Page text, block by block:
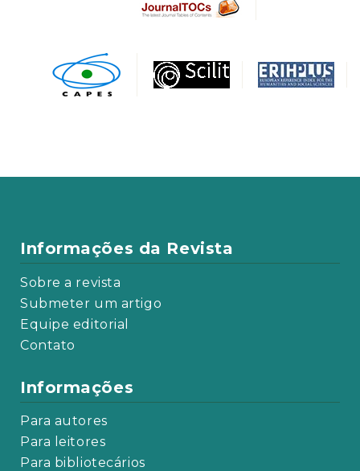
Informações da Revista
Sobre a revista
Submeter um artigo
Equipe editorial
Contato
Informações
Para autores
Para leitores
Para bibliotecários